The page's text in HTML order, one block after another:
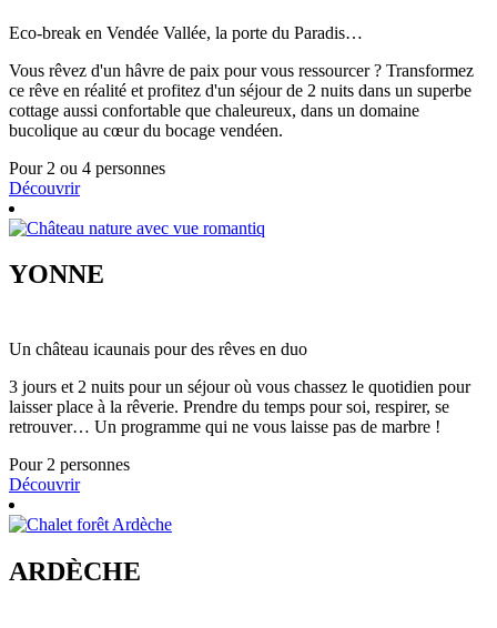
Eco-break en Vendée Vallée, la porte du Paradis…
Vous rêvez d'un hâvre de paix pour vous ressourcer ? Transformez
ce rêve en réalité et profitez d'un séjour de 2 nuits dans un superbe
cottage aussi confortable que chaleureux, dans un domaine
bucolique au cœur du bocage vendéen.
Pour 2 ou 4 personnes
Découvrir
YONNE
Un château icaunais pour des rêves en duo
3 jours et 2 nuits pour un séjour où vous chassez le quotidien pour
laisser place à la rêverie. Prendre du temps pour soi, respirer, se
retrouver… Un programme qui ne vous laisse pas de marbre !
Pour 2 personnes
Découvrir
ARDÈCHE